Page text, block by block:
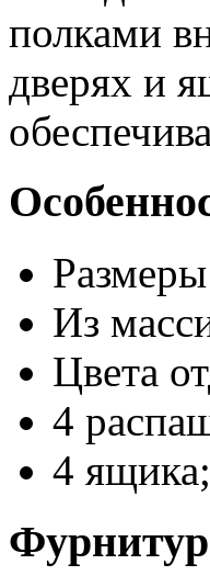
полками
дверях и
Из
Цвета
4
4 ящика;